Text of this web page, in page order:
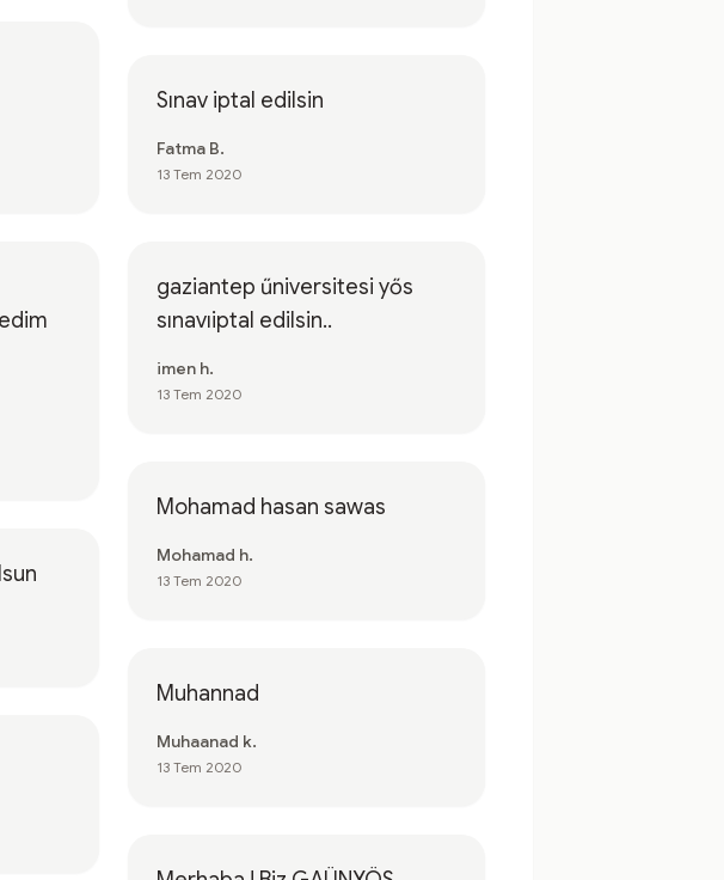
Sınav iptal edilsin
Fatma B.
13 Tem 2020
gaziantep űniversitesi yős
sınavıiptal edilsin..
imen h.
13 Tem 2020
Mohamad hasan sawas
Mohamad h.
13 Tem 2020
Muhannad
Muhaanad k.
13 Tem 2020